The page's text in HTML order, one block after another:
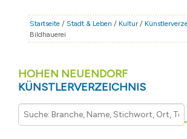
RATHAUS & POLITIK
BÜRGERSERVICE
TOURISMUS
BAUEN & WIRTSCHAFT
Startseite /Stadt & Leben / Kultur/
Bildhauerei
HOHEN NEUENDORF
KÜNSTLERVERZEICHNIS